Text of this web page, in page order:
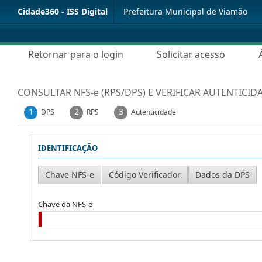
Cidade360 - ISS Digital Prefeitura Municipal de Viamão
Retornar para o login Solicitar acesso
CONSULTAR NFS-e (RPS/DPS) E VERIFICAR
1 DPS 2 RPS 3 Autenticidade
IDENTIFICAÇÃO
Chave da NFS-e